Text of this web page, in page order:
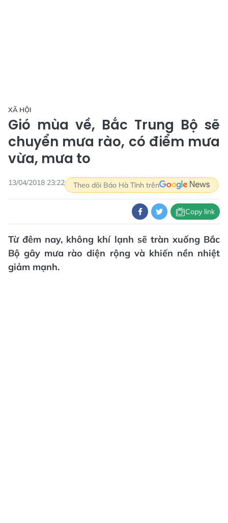
XÃ HỘI
Gió mùa về, Bắc Trung Bộ sẽ
chuyển mưa rào, có điểm mưa
vừa, mưa to
13/04/2018 23:22 Theo dõi Báo Hà Tĩnh trên
Copy link
Từ đêm nay, không khí lạnh sẽ tràn xuống Bắc
Bộ gây mưa rào diện rộng và khiến nền nhiệt
giảm mạnh.